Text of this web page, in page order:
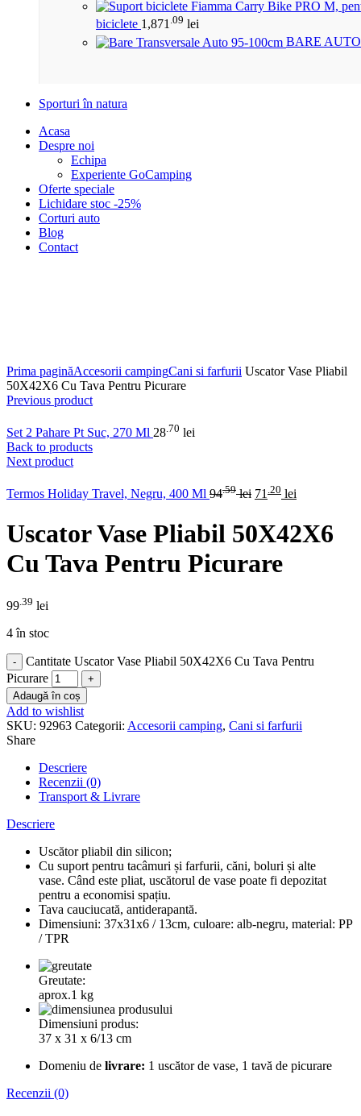
biciclete 1,871 .09 lei
BARE
Sporturi în natura
Acasa
Despre noi
Echipa
Experiente GoCamping
Oferte speciale
Lichidare stoc -25%
Corturi auto
Blog
Contact
Prima paginăAccesorii campingCani si farfurii Uscator Vase Pliabil
50X42X6 Cu Tava Pentru Picurare
Previous product
Set 2 Pahare Pt Suc, 270 Ml 28 .70 lei
Back to products
Next product
Termos Holiday Travel, Negru, 400 Ml 94.59 lei 71 .20 lei
Uscator Vase Pliabil 50X42X6
Cu Tava Pentru Picurare
99.39 lei
4 în stoc
Cantitate Uscator Vase Pliabil 50X42X6 Cu Tava Pentru
Picurare
Adaugă în coș
Add to wishlist
SKU: 92963 Categorii: Accesorii camping, Cani si farfurii
Share
Descriere
Recenzii (0)
Transport & Livrare
Descriere
Uscător pliabil din silicon;
Cu suport pentru tacâmuri și farfurii, căni, boluri și alte
vase. Când este pliat, uscătorul de vase poate fi depozitat
pentru a economisi spațiu.
Tava cauciucată, antiderapantă.
Dimensiuni: 37x31x6 / 13cm, culoare: alb-negru, material: PP
/ TPR
Greutate:
aprox.1 kg
Dimensiuni produs:
37 x 31 x 6/13 cm
Domeniu de livrare: 1 uscător de vase, 1 tavă de picurare
Recenzii (0)